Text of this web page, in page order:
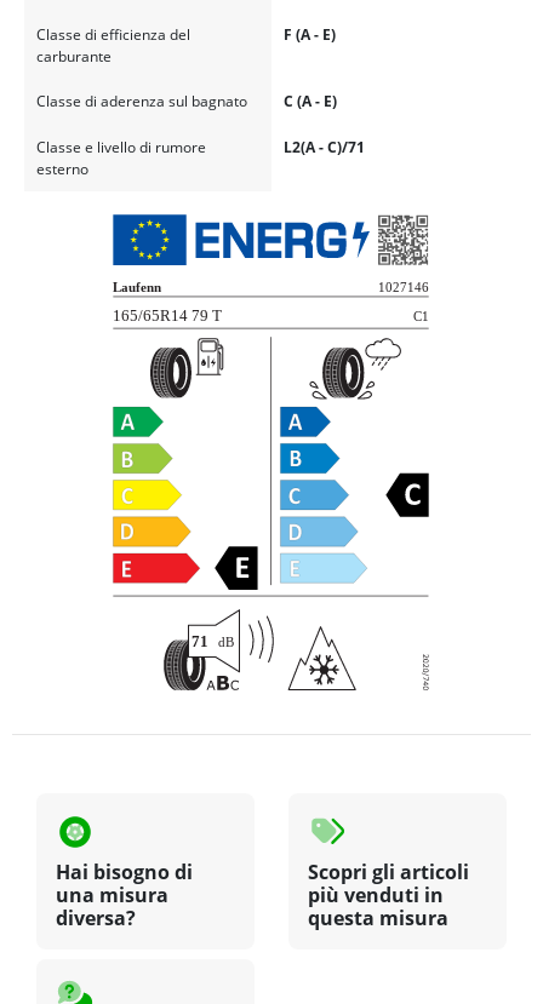
Classe di efficienza del
carburante
F (A - E)
Classe di aderenza sul bagnato C (A - E)
Classe e livello di rumore
esterno
L2(A - C)/71
Hai bisogno di
una misura
diversa?
Scopri gli articoli
più venduti in
questa misura